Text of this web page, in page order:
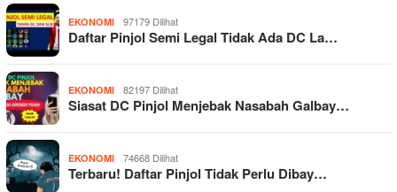
EKONOMI 97179 Dilihat
Daftar Pinjol Semi Legal Tidak Ada DC La…
EKONOMI 82197 Dilihat
Siasat DC Pinjol Menjebak Nasabah Galbay…
EKONOMI 74668 Dilihat
Terbaru! Daftar Pinjol Tidak Perlu Dibay…